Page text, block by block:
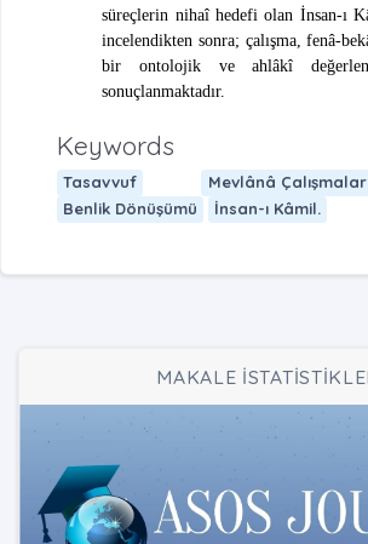
süreçlerin nihaî hedefi olan İnsan-ı
incelendikten sonra; çalışma, fenâ-
bir ontolojik ve ahlâkî
sonuçlanmaktadır.
Keywords
Tasavvuf Mevlânâ
Benlik Dönüşümü
İnsan-ı Kâmil.
MAKALE